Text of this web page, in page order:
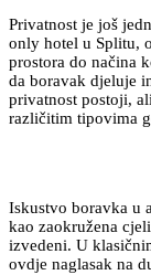
Privatnost je još
only hotel u Splitu,
prostora do načina
da boravak djeluje
privatnost postoji,
različitim tipovima
Iskustvo boravka u
kao zaokružena
izvedeni. U
ovdje naglasak na